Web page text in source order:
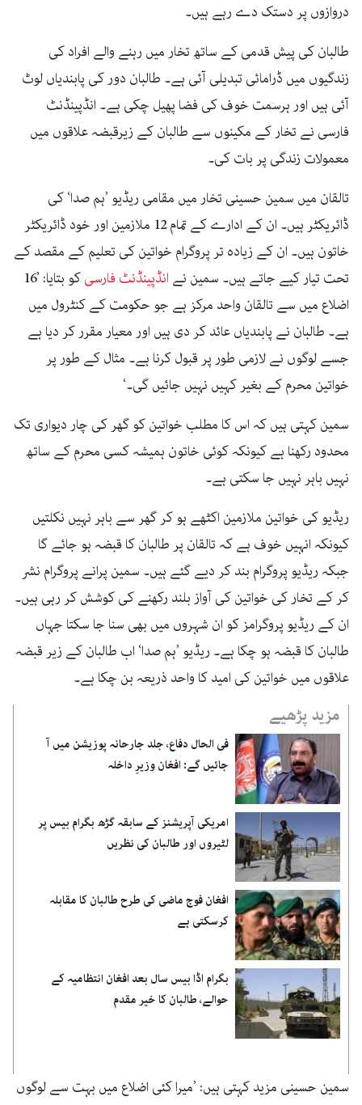
دروازوں پر دستک دے رہے ہیں۔
طالبان کی پیش قدمی کے ساتھ تخار میں رہنے والے افراد کی
زندگیوں میں ڈرامائی تبدیلی آئی ہے۔ طالبان دور کی پابندیاں لوٹ
آئی ہیں اور ہرسمت خوف کی فضا پھیل چکی ہے۔ انڈپینڈنٹ
فارسی نے تخار کے مکینوں سے طالبان کے زیرقبضہ علاقوں میں
معمولات زندگی پر بات کی۔
تالقان میں سمین حسینی تخار میں مقامی ریڈیو ’ہم صدا‘ کی
ڈائریکٹر ہیں۔ ان کے ادارے کے تمام 12 ملازمین اور خود ڈائریکٹر
خاتون ہیں۔ ان کے زیادہ تر پروگرام خواتین کی تعلیم کے مقصد کے
تحت تیار کیے جاتے ہیں۔ سمین نے انڈپینڈنٹ فارسی
کو بتایا: ’16
اضلاع میں سے تالقان واحد مرکز ہے جو حکومت کے کنٹرول میں
ہے۔ طالبان نے پابندیاں عائد کر دی ہیں اور معیار مقرر کر دیا ہے
جسے لوگوں نے لازمی طور پر قبول کرنا ہے۔ مثال کے طور پر
خواتین محرم کے بغیر کہیں نہیں جائیں گی۔‘
سمین کہتی ہیں کہ اس کا مطلب خواتین کو گھر کی چار دیواری تک
محدود رکھنا ہے کیونکہ کوئی خاتون ہمیشہ کسی محرم کے ساتھ
نہیں باہر نہیں جا سکتی ہے۔
ریڈیو کی خواتین ملازمین اکٹھے ہو کر گھر سے باہر نہیں نکلتیں
کیونکہ انہیں خوف ہے کہ تالقان پر طالبان کا قبضہ ہو جائے گا
جبکہ ریڈیو پروگرام بند کر دیے گئے ہیں۔ سمین پرانے پروگرام نشر
کر کے تخار کی خواتین کی آواز بلند رکھنے کی کوشش کر رہی ہیں۔
ان کے ریڈیو پروگرامز کو ان شہروں میں بھی سنا جا سکتا جہاں
طالبان کا قبضہ ہو چکا ہے۔ ریڈیو ’ہم صدا‘ اب طالبان کے زیر قبضہ
علاقوں میں خواتین کی امید کا واحد ذریعہ بن چکا ہے۔
مزید پڑھیے
فی الحال دفاع، جلد جارحانہ پوزیشن میں آ
جائیں گے: افغان وزیرِ داخلہ
امریکی آپریشنز کے سابقہ گڑھ بگرام بیس پر
لٹیروں اور طالبان کی نظریں
افغان فوج ماضی کی طرح طالبان کا مقابلہ
کرسکتی ہے
بگرام اڈا بیس سال بعد افغان انتظامیہ کے
حوالے، طالبان کا خیر مقدم
سمین حسینی مزید کہتی ہیں: ’میرا کئی اضلاع میں بہت سے لوگوں